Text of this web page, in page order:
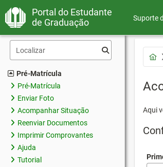
Portal do Estudante
de Graduação
Suporte
Pré-Matrícula
Pré-Matrícula
Enviar Foto
Acompanhar Situação
Reenviar Documentos
Imprimir Comprovantes
Ajuda
Tutorial
Aqui